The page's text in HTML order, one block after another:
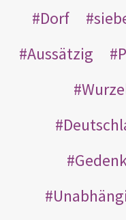
Dorf
Aussätzig